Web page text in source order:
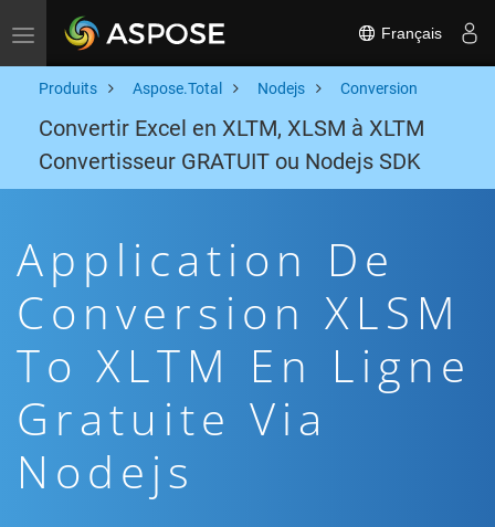
Toggle navigation Français
Produits Aspose.Total Nodejs Conversion
Convertir Excel en XLTM, XLSM à XLTM
Convertisseur GRATUIT ou Nodejs SDK
Application De
Conversion XLSM
To XLTM En Ligne
Gratuite Via
Nodejs